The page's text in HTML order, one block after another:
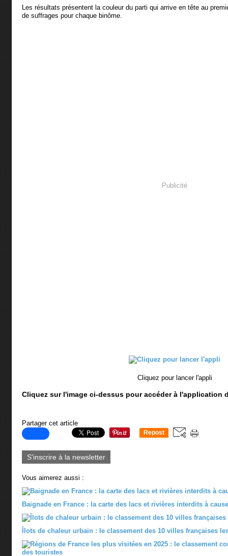
Les résultats présentent la couleur du parti qui arrive en tête au
de suffrages pour chaque binôme.
Publicité
Cliquez pour lancer l'appli
Cliquez sur l'image ci-dessus pour accéder à l'application
Partager cet article
Repost
S'inscrire à la newsletter
Vous aimerez aussi :
Baignade en France : la carte des lacs et rivières interdits à
Îlots de chaleur urbain : le classement des 10 villes françaises